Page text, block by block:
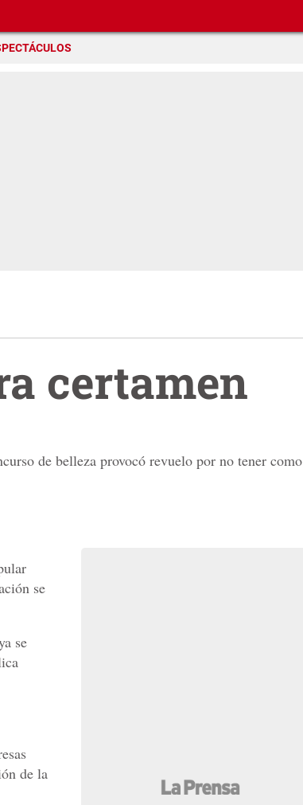
certamen
de belleza provocó revuelo por no tener como
se
se
de la